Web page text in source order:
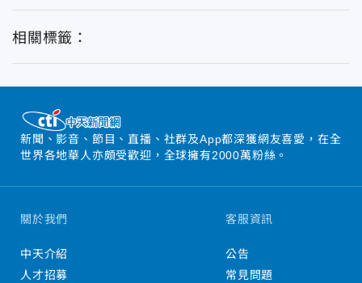
相關標籤：
新聞、影音、節目、直播、社群及App都深獲網友喜愛，在全
世界各地華人亦頗受歡迎，全球擁有2000萬粉絲。
關於我們
中天介紹
人才招募
客服資訊
公告
常見問題